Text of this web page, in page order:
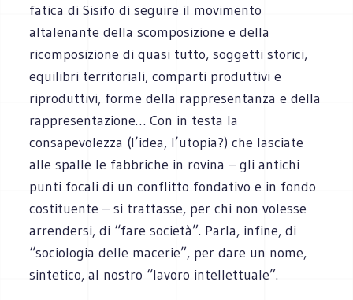
fatica di Sisifo di seguire il movimento
altalenante della scomposizione e della
ricomposizione di quasi tutto, soggetti storici,
equilibri territoriali, comparti produttivi e
riproduttivi, forme della rappresentanza e della
rappresentazione… Con in testa la
consapevolezza (l’idea, l’utopia?) che lasciate
alle spalle le fabbriche in rovina – gli antichi
punti focali di un conflitto fondativo e in fondo
costituente – si trattasse, per chi non volesse
arrendersi, di “fare società”. Parla, infine, di
“sociologia delle macerie”, per dare un nome,
sintetico, al nostro “lavoro intellettuale”.